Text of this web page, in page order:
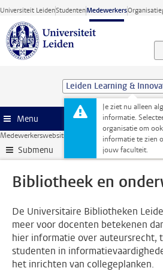
Ga direct naar de inhoud
Universiteit LeidenStudentenMedewerkers
Je ziet nu alleen
informatie.
organisatie om ook
informatie te zien
jouw faculteit.
Menu
Medewerkerswebsite Onderwijs Hulp en
Submenu
Bibliotheek en
De Universitaire Bibliotheken
meer voor docenten betekenen
hier informatie over auteursrecht,
studenten in
het inrichten van collegeplanken.